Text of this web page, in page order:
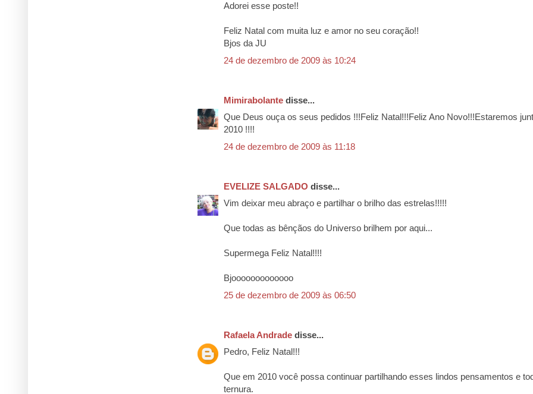
Adorei esse poste!!
Feliz Natal com muita luz e amor no seu coração!!
Bjos da JU
24 de dezembro de 2009 às 10:24
Mimirabolante disse...
Que Deus ouça os seus pedidos !!!Feliz Natal!!!Feliz Ano Novo!!!Estaremos
2010 !!!!
24 de dezembro de 2009 às 11:18
EVELIZE SALGADO disse...
Vim deixar meu abraço e partilhar o brilho das estrelas!!!!!
Que todas as bênçãos do Universo brilhem por aqui...
Supermega Feliz Natal!!!!
Bjooooooooooooo
25 de dezembro de 2009 às 06:50
Rafaela Andrade disse...
Pedro, Feliz Natal!!!
Que em 2010 você possa continuar partilhando esses lindos pensamentos e
ternura.